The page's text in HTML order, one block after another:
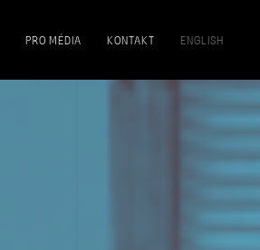
PRO MÉDIA KONTAKT ENGLISH